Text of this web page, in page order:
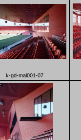
k-gd-mal001-07